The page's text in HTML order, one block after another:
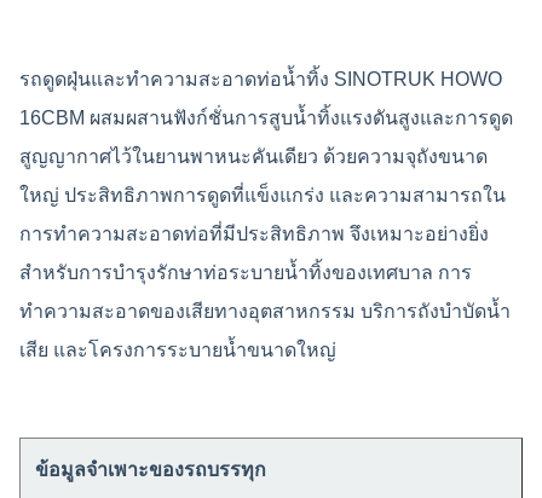
รถดูดฝุ่นและทำความสะอาดท่อน้ำทิ้ง SINOTRUK HOWO
16CBM ผสมผสานฟังก์ชั่นการสูบน้ำทิ้งแรงดันสูงและการดูด
สูญญากาศไว้ในยานพาหนะคันเดียว ด้วยความจุถังขนาด
ใหญ่ ประสิทธิภาพการดูดที่แข็งแกร่ง และความสามารถใน
การทำความสะอาดท่อที่มีประสิทธิภาพ จึงเหมาะอย่างยิ่ง
สำหรับการบำรุงรักษาท่อระบายน้ำทิ้งของเทศบาล การ
ทำความสะอาดของเสียทางอุตสาหกรรม บริการถังบำบัดน้ำ
เสีย และโครงการระบายน้ำขนาดใหญ่
ข้อมูลจำเพาะของรถบรรทุก